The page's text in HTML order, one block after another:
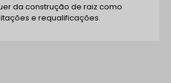
da construção de raiz como
e requalificações.